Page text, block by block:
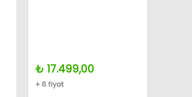
₺ 17.499,00
+ 6 fiyat